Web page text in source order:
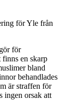
för Yle från
för
finns en skarp
bland
behandlades
är straffen för
ingen orsak att